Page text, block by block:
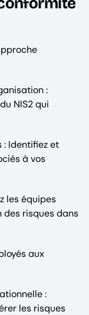
:
NIS2 qui
: Identifiez et
à vos
les équipes
des risques dans
aux
:
les risques